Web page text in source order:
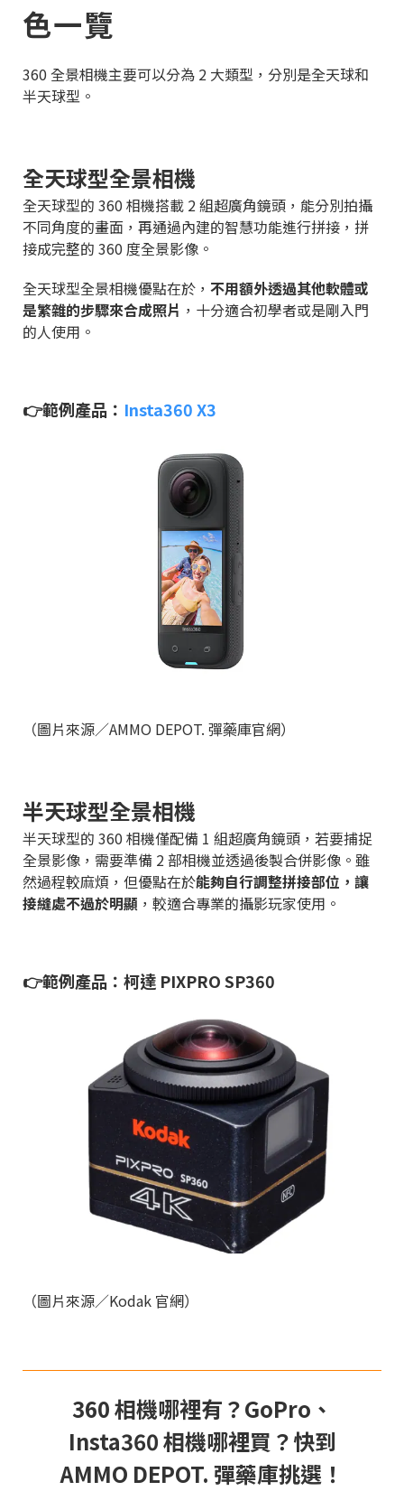
色一覽
360 全景相機主要可以分為 2 大類型，分別是全天球和
半天球型。
全天球型全景相機
全天球型的 360 相機搭載 2 組超廣角鏡頭，能分別拍攝
不同角度的畫面，再通過內建的智慧功能進行拼接，拼
接成完整的 360 度全景影像。
全天球型全景相機優點在於， 不用額外透過其他軟體或
是繁雜的步驟來合成照片 ，十分適合初學者或是剛入門
的人使用。
👉範例產品： Insta360 X3
（圖片來源／AMMO DEPOT. 彈藥庫官網）
半天球型全景相機
半天球型的 360 相機僅配備 1 組超廣角鏡頭，若要捕捉
全景影像，需要準備 2 部相機並透過後製合併影像。雖
然過程較麻煩，但優點在於能夠自行調整拼接部位，讓
接縫處不過於明顯 ，較適合專業的攝影玩家使用。
👉範例產品：柯達 PIXPRO SP360
（圖片來源／Kodak 官網）
360 相機哪裡有？GoPro、
Insta360 相機哪裡買？快到
AMMO DEPOT. 彈藥庫挑選！